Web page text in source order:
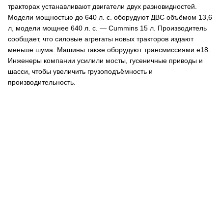
тракторах устанавливают двигатели двух разновидностей.
Модели мощностью до 640 л. с. оборудуют ДВС объёмом 13,6
л, модели мощнее 640 л. с. — Cummins 15 л. Производитель
сообщает, что силовые агрегаты новых тракторов издают
меньше шума. Машины также оборудуют трансмиссиями e18.
Инженеры компании усилили мосты, гусеничные приводы и
шасси, чтобы увеличить грузоподъёмность и
производительность.